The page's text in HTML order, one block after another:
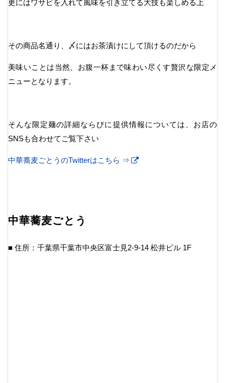
更にはワサビを入れて風味を引き立てる大技も楽しめる上
その商品名通り、〆にはお茶漬けにして頂けるのだから
美味いことは当然、お腹一杯まで味わい尽くす贅沢な限定メ
ニューとなります。
そんな限定麺の詳細ならびに提供情報については、お店の
SNSも合わせてご覧下さい
中華蕎麦ごとうのTwitterはこちら ⇒
中華蕎麦ごとう
■ 住所：千葉県千葉市中央区富士見2-9-14 松井ビル 1F